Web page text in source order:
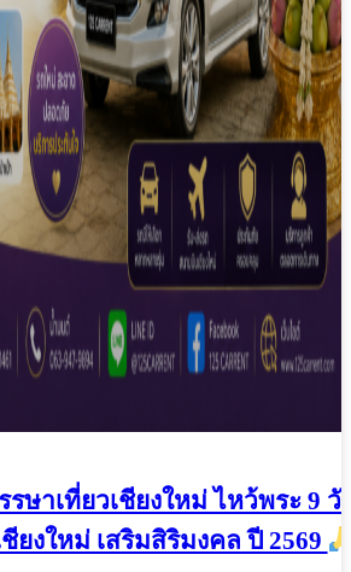
รษาเที่ยวเชียงใหม่ ไหว้พระ 9 วั
ยงใหม่ เสริมสิริมงคล ปี 2569